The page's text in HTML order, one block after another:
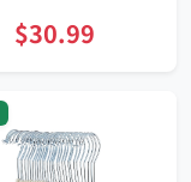
耐用收纳
$30.99